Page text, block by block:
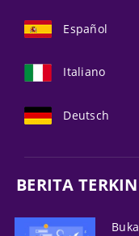
Español
Italiano
Deutsch
BERITA